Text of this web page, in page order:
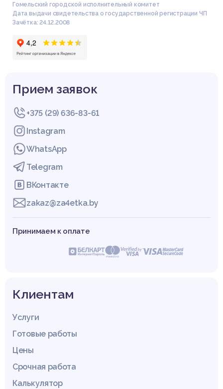
Гомельский городской исполнительный комитет
Дата выдачи свидетельства о государственной регистрации ЧП
Зачётка: 24.12.2008
Прием заявок
+375 (29) 636-83-61
Instagram
WhatsApp
Telegram
ВКонтакте
zakaz@za4etka.by
Принимаем к оплате
Клиентам
Услуги
Готовые работы
Цены
Срочная работа
Калькулятор